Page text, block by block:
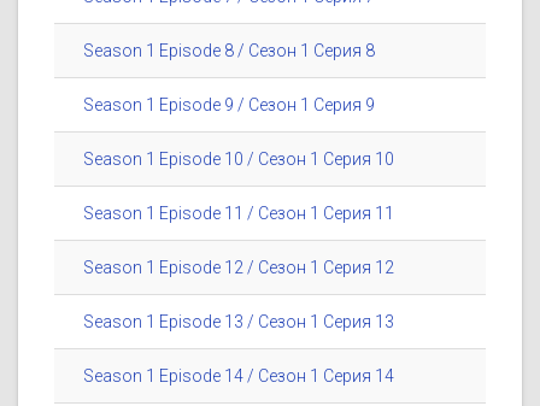
Season 1 Episode 8 / Сезон 1 Серия 8
Season 1 Episode 9 / Сезон 1 Серия 9
Season 1 Episode 10 / Сезон 1 Серия 10
Season 1 Episode 11 / Сезон 1 Серия 11
Season 1 Episode 12 / Сезон 1 Серия 12
Season 1 Episode 13 / Сезон 1 Серия 13
Season 1 Episode 14 / Сезон 1 Серия 14